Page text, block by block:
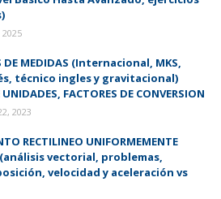
DE MEDIDAS (Internacional, MKS,
técnico ingles y gravitacional)
FACTORES DE CONVERSION
2023
RECTILINEO UNIFORMEMENTE
(análisis vectorial, problemas,
velocidad y aceleración vs